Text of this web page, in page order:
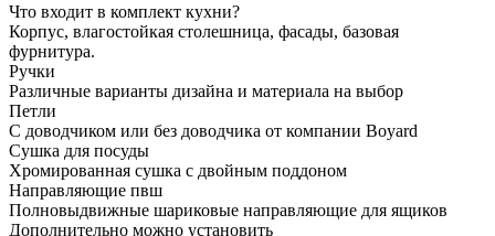
Что входит в комплект кухни?
Корпус, влагостойкая столешница, фасады, базовая
фурнитура.
Ручки
Различные варианты дизайна и материала на выбор
Петли
С доводчиком или без доводчика от компании Boyard
Сушка для посуды
Хромированная сушка с двойным поддоном
Направляющие пвш
Полновыдвижные шариковые направляющие для ящиков
Дополнительно можно установить